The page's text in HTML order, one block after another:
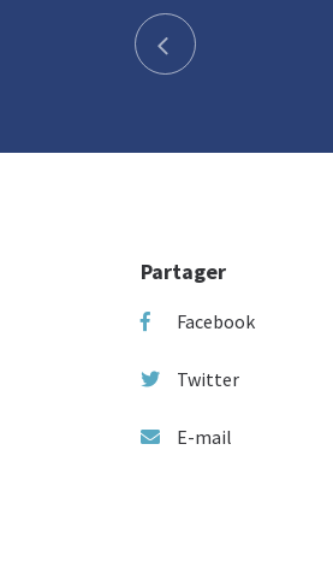
Partager
Facebook
Twitter
E-mail